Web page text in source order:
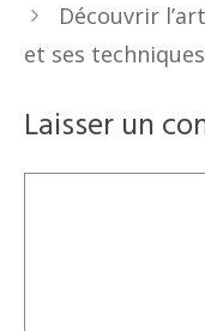
Découvrir
et ses
Laisser un